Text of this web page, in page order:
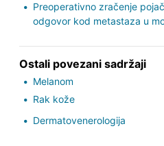
Preoperativno zračenje
odgovor kod metastaza u
Ostali povezani sadržaji
Melanom
Rak kože
Dermatovenerologija